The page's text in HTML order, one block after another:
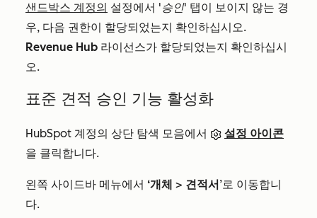
샌드박스 계정의 설정에서 '승인' 탭이 보이지 않는 경
우, 다음 권한이 할당되었는지 확인하십시오.
Revenue Hub 라이선스가 할당되었는지 확인하십시
오.
표준 견적 승인 기능 활성화
HubSpot 계정의 상단 탐색 모음에서
설정 아이콘
을 클릭합니다.
왼쪽 사이드바 메뉴에서 ‘개체 > 견적서’로 이동합니
다.